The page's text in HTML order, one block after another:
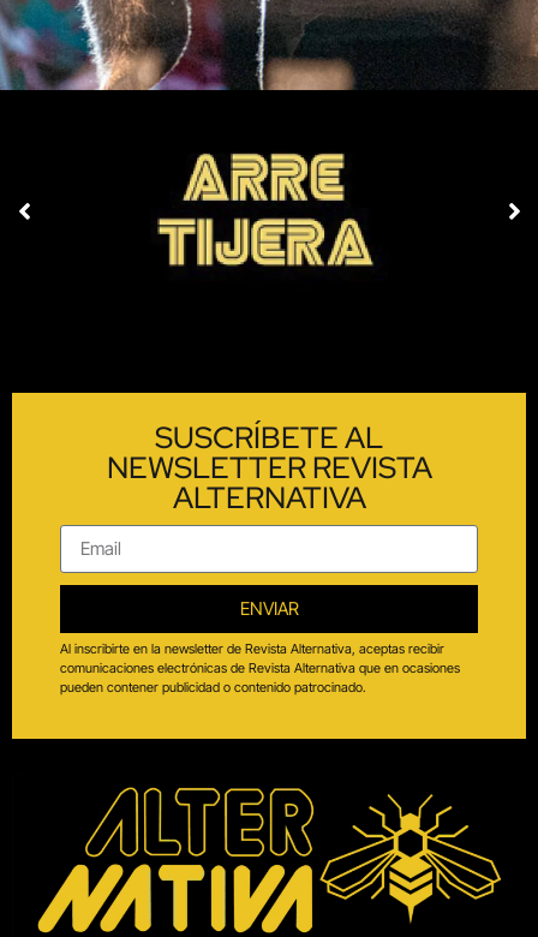
SUSCRÍBETE AL
NEWSLETTER REVISTA
ALTERNATIVA
ENVIAR
Al inscribirte en la newsletter de Revista Alternativa, aceptas recibir
comunicaciones electrónicas de Revista Alternativa que en ocasiones
pueden contener publicidad o contenido patrocinado.